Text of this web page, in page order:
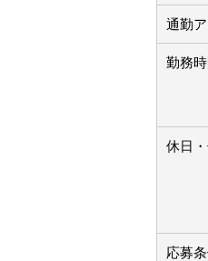
通勤
勤務
休日
応募